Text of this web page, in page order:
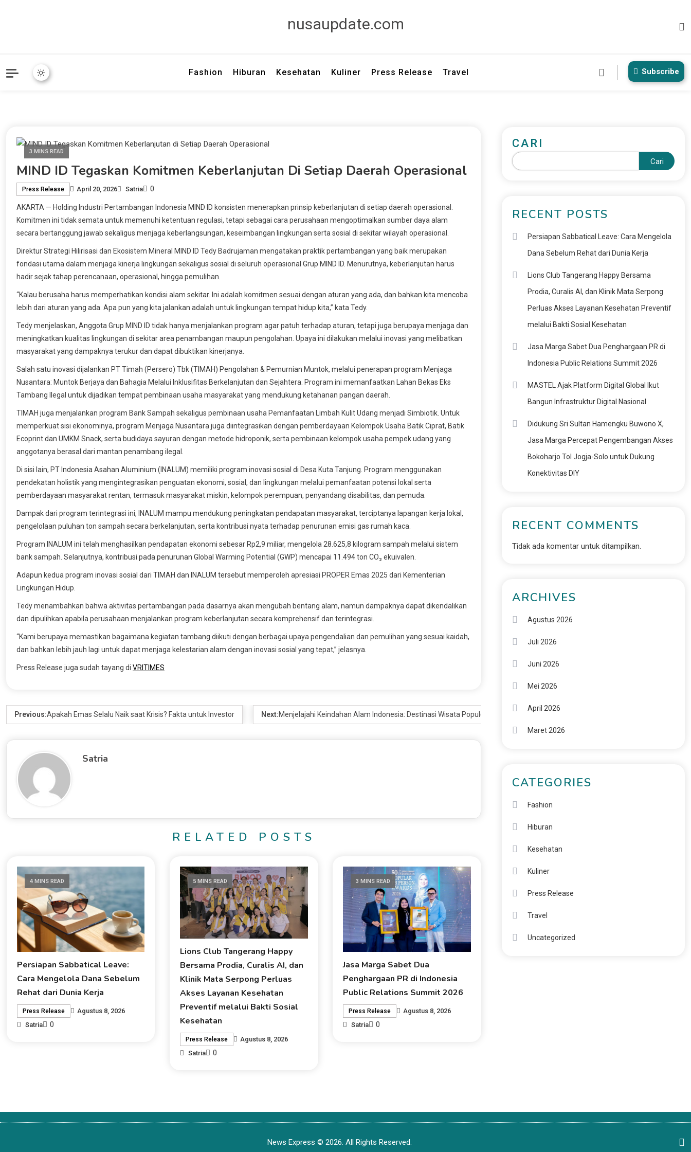
nusaupdate.com
Fashion Hiburan Kesehatan Kuliner Press Release Travel Subscribe
3 MINS READ
MIND ID Tegaskan Komitmen Keberlanjutan Di Setiap Daerah Operasional
Press Release April 20, 2026 Satria 0
AKARTA — Holding Industri Pertambangan Indonesia MIND ID konsisten menerapkan prinsip keberlanjutan di setiap daerah operasional.
Komitmen ini tidak semata untuk memenuhi ketentuan regulasi, tetapi sebagai cara perusahaan mengoptimalkan sumber daya alam
secara bertanggung jawab sekaligus menjaga keberlangsungan, keseimbangan lingkungan serta sosial di sekitar wilayah operasional.
Direktur Strategi Hilirisasi dan Ekosistem Mineral MIND ID Tedy Badrujaman mengatakan praktik pertambangan yang baik merupakan
fondasi utama dalam menjaga kinerja lingkungan sekaligus sosial di seluruh operasional Grup MIND ID. Menurutnya, keberlanjutan harus
hadir sejak tahap perencanaan, operasional, hingga pemulihan.
“Kalau berusaha harus memperhatikan kondisi alam sekitar. Ini adalah komitmen sesuai dengan aturan yang ada, dan bahkan kita mencoba
lebih dari aturan yang ada. Apa pun yang kita jalankan adalah untuk lingkungan tempat hidup kita,” kata Tedy.
Tedy menjelaskan, Anggota Grup MIND ID tidak hanya menjalankan program agar patuh terhadap aturan, tetapi juga berupaya menjaga dan
meningkatkan kualitas lingkungan di sekitar area penambangan maupun pengolahan. Upaya ini dilakukan melalui inovasi yang melibatkan
masyarakat yang dampaknya terukur dan dapat dibuktikan kinerjanya.
Salah satu inovasi dijalankan PT Timah (Persero) Tbk (TIMAH) Pengolahan & Pemurnian Muntok, melalui penerapan program Menjaga
Nusantara: Muntok Berjaya dan Bahagia Melalui Inklusifitas Berkelanjutan dan Sejahtera. Program ini memanfaatkan Lahan Bekas Eks
Tambang Ilegal untuk dijadikan tempat pembinaan usaha masyarakat yang mendukung ketahanan pangan daerah.
TIMAH juga menjalankan program Bank Sampah sekaligus pembinaan usaha Pemanfaatan Limbah Kulit Udang menjadi Simbiotik. Untuk
memperkuat sisi ekonominya, program Menjaga Nusantara juga diintegrasikan dengan pemberdayaan Kelompok Usaha Batik Ciprat, Batik
Ecoprint dan UMKM Snack, serta budidaya sayuran dengan metode hidroponik, serta pembinaan kelompok usaha pempek udang yang
anggotanya berasal dari mantan penambang ilegal.
Di sisi lain, PT Indonesia Asahan Aluminium (INALUM) memiliki program inovasi sosial di Desa Kuta Tanjung. Program menggunakan
pendekatan holistik yang mengintegrasikan penguatan ekonomi, sosial, dan lingkungan melalui pemanfaatan potensi lokal serta
pemberdayaan masyarakat rentan, termasuk masyarakat miskin, kelompok perempuan, penyandang disabilitas, dan pemuda.
Dampak dari program terintegrasi ini, INALUM mampu mendukung peningkatan pendapatan masyarakat, terciptanya lapangan kerja lokal,
pengelolaan puluhan ton sampah secara berkelanjutan, serta kontribusi nyata terhadap penurunan emisi gas rumah kaca.
Program INALUM ini telah menghasilkan pendapatan ekonomi sebesar Rp2,9 miliar, mengelola 28.625,8 kilogram sampah melalui sistem
bank sampah. Selanjutnya, kontribusi pada penurunan Global Warming Potential (GWP) mencapai 11.494 ton CO₂ ekuivalen.
Adapun kedua program inovasi sosial dari TIMAH dan INALUM tersebut memperoleh apresiasi PROPER Emas 2025 dari Kementerian
Lingkungan Hidup.
Tedy menambahkan bahwa aktivitas pertambangan pada dasarnya akan mengubah bentang alam, namun dampaknya dapat dikendalikan
dan dipulihkan apabila perusahaan menjalankan program keberlanjutan secara komprehensif dan terintegrasi.
“Kami berupaya memastikan bagaimana kegiatan tambang diikuti dengan berbagai upaya pengendalian dan pemulihan yang sesuai kaidah,
dan bahkan lebih jauh lagi untuk dapat menjaga kelestarian alam dengan inovasi sosial yang tepat,” jelasnya.
Press Release juga sudah tayang di VRITIMES
Previous:Apakah Emas Selalu Naik saat Krisis? Fakta untuk Investor Next:Menjelajahi Keindahan Alam Indonesia: Destinasi Wisata Populer
Satria
RELATED POSTS
4 MINS READ
Persiapan Sabbatical Leave:
Cara Mengelola Dana Sebelum
Rehat dari Dunia Kerja
Press Release
Agustus 8, 2026
Satria
0
5 MINS READ
Lions Club Tangerang Happy
Bersama Prodia, Curalis AI, dan
Klinik Mata Serpong Perluas
Akses Layanan Kesehatan
Preventif melalui Bakti Sosial
Kesehatan
Press Release
Agustus 8, 2026
Satria
0
3 MINS READ
Jasa Marga Sabet Dua
Penghargaan PR di Indonesia
Public Relations Summit 2026
Press Release
Agustus 8, 2026
Satria
0
CARI
Cari
RECENT POSTS
Persiapan Sabbatical Leave: Cara Mengelola
Dana Sebelum Rehat dari Dunia Kerja
Lions Club Tangerang Happy Bersama
Prodia, Curalis AI, dan Klinik Mata Serpong
Perluas Akses Layanan Kesehatan Preventif
melalui Bakti Sosial Kesehatan
Jasa Marga Sabet Dua Penghargaan PR di
Indonesia Public Relations Summit 2026
MASTEL Ajak Platform Digital Global Ikut
Bangun Infrastruktur Digital Nasional
Didukung Sri Sultan Hamengku Buwono X,
Jasa Marga Percepat Pengembangan Akses
Bokoharjo Tol Jogja-Solo untuk Dukung
Konektivitas DIY
RECENT COMMENTS
Tidak ada komentar untuk ditampilkan.
ARCHIVES
Agustus 2026
Juli 2026
Juni 2026
Mei 2026
April 2026
Maret 2026
CATEGORIES
Fashion
Hiburan
Kesehatan
Kuliner
Press Release
Travel
Uncategorized
News Express © 2026. All Rights Reserved.